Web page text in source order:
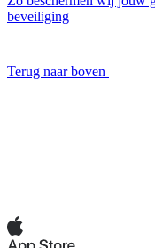
beveiliging
Terug naar boven